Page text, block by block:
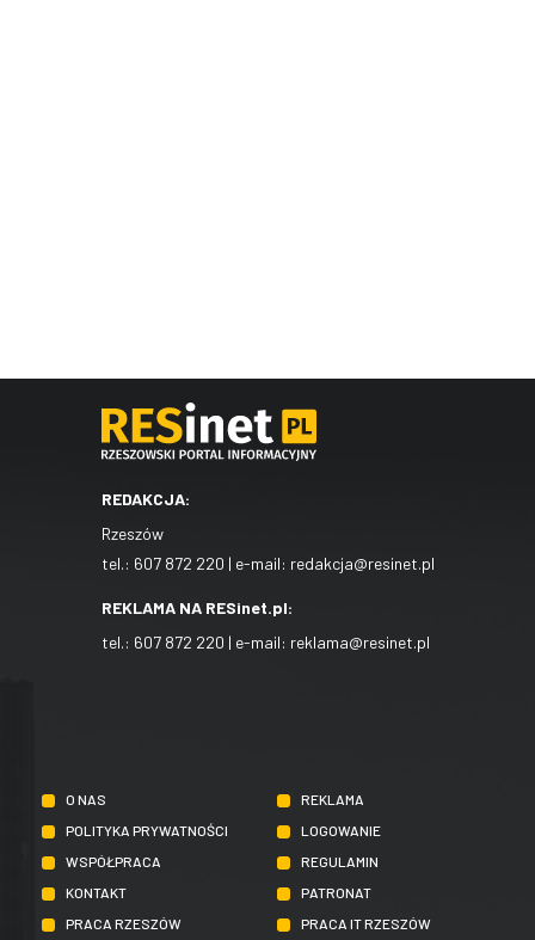
REDAKCJA:
Rzeszów
tel.: 607 872 220 | e-mail: redakcja@resinet.pl
REKLAMA NA RESinet.pl:
tel.: 607 872 220 | e-mail: reklama@resinet.pl
O NAS
REKLAMA
POLITYKA PRYWATNOŚCI
LOGOWANIE
WSPÓŁPRACA
REGULAMIN
KONTAKT
PATRONAT
PRACA RZESZÓW
PRACA IT RZESZÓW